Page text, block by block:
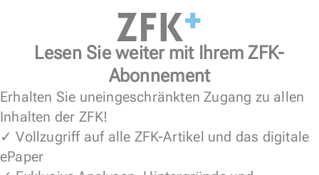
Lesen Sie weiter mit Ihrem ZFK-
Abonnement
Erhalten Sie uneingeschränkten Zugang zu allen
Inhalten der ZFK!
✓ Vollzugriff auf alle ZFK-Artikel und das digitale
ePaper